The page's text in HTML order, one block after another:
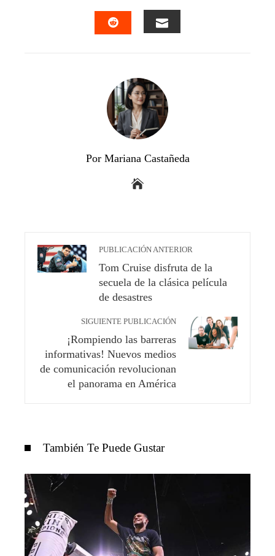
FACEBOOKTWITTERLINKEDIN
Por Mariana Castañeda
PUBLICACIÓN ANTERIOR
Tom Cruise disfruta de la
secuela de la clásica película
de desastres
SIGUIENTE PUBLICACIÓN
¡Rompiendo las barreras
informativas! Nuevos medios
de comunicación revolucionan
el panorama en América
También Te Puede Gustar